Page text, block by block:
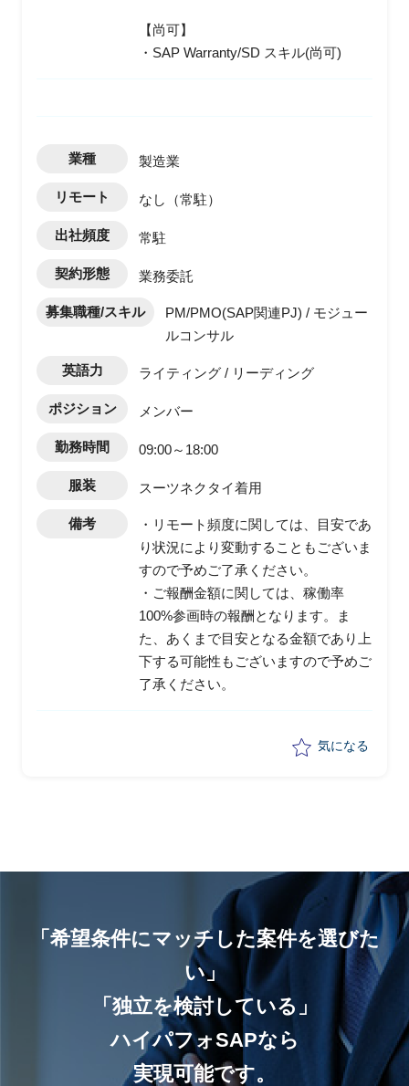
【尚可】
・SAP Warranty/SD スキル(尚可)
業種 製造業
リモート なし（常駐）
出社頻度 常駐
契約形態 業務委託
募集職種/スキル
PM/PMO(SAP関連PJ) / モジュー
ルコンサル
英語力 ライティング / リーディング
ポジション メンバー
勤務時間 09:00～18:00
服装 スーツネクタイ着用
備考
・リモート頻度に関しては、目安であ
り状況により変動することもございま
すので予めご了承ください。
・ご報酬金額に関しては、稼働率
100%参画時の報酬となります。ま
た、あくまで目安となる金額であり上
下する可能性もございますので予めご
了承ください。
気になる
「希望条件にマッチした案件を選びた
い」
「独立を検討している」
ハイパフォSAPなら
実現可能です。